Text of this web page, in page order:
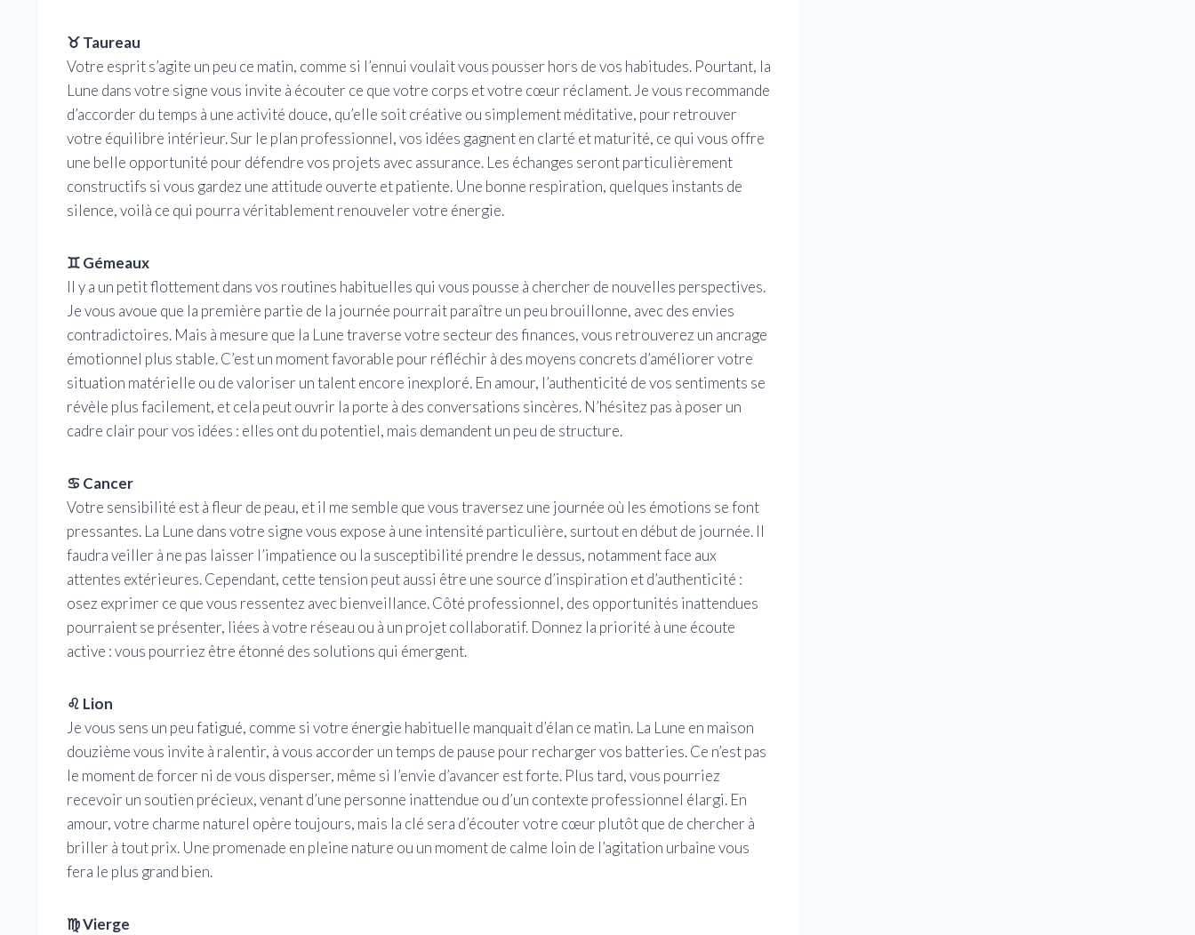
♉ Taureau
Votre esprit s’agite un peu ce matin, comme si l’ennui voulait vous pousser hors de vos habitudes. Pourtant, la
Lune dans votre signe vous invite à écouter ce que votre corps et votre cœur réclament. Je vous recommande
d’accorder du temps à une activité douce, qu’elle soit créative ou simplement méditative, pour retrouver
votre équilibre intérieur. Sur le plan professionnel, vos idées gagnent en clarté et maturité, ce qui vous offre
une belle opportunité pour défendre vos projets avec assurance. Les échanges seront particulièrement
constructifs si vous gardez une attitude ouverte et patiente. Une bonne respiration, quelques instants de
silence, voilà ce qui pourra véritablement renouveler votre énergie.
♊ Gémeaux
Il y a un petit flottement dans vos routines habituelles qui vous pousse à chercher de nouvelles perspectives.
Je vous avoue que la première partie de la journée pourrait paraître un peu brouillonne, avec des envies
contradictoires. Mais à mesure que la Lune traverse votre secteur des finances, vous retrouverez un ancrage
émotionnel plus stable. C’est un moment favorable pour réfléchir à des moyens concrets d’améliorer votre
situation matérielle ou de valoriser un talent encore inexploré. En amour, l’authenticité de vos sentiments se
révèle plus facilement, et cela peut ouvrir la porte à des conversations sincères. N’hésitez pas à poser un
cadre clair pour vos idées : elles ont du potentiel, mais demandent un peu de structure.
♋ Cancer
Votre sensibilité est à fleur de peau, et il me semble que vous traversez une journée où les émotions se font
pressantes. La Lune dans votre signe vous expose à une intensité particulière, surtout en début de journée. Il
faudra veiller à ne pas laisser l’impatience ou la susceptibilité prendre le dessus, notamment face aux
attentes extérieures. Cependant, cette tension peut aussi être une source d’inspiration et d’authenticité :
osez exprimer ce que vous ressentez avec bienveillance. Côté professionnel, des opportunités inattendues
pourraient se présenter, liées à votre réseau ou à un projet collaboratif. Donnez la priorité à une écoute
active : vous pourriez être étonné des solutions qui émergent.
♌ Lion
Je vous sens un peu fatigué, comme si votre énergie habituelle manquait d’élan ce matin. La Lune en maison
douzième vous invite à ralentir, à vous accorder un temps de pause pour recharger vos batteries. Ce n’est pas
le moment de forcer ni de vous disperser, même si l’envie d’avancer est forte. Plus tard, vous pourriez
recevoir un soutien précieux, venant d’une personne inattendue ou d’un contexte professionnel élargi. En
amour, votre charme naturel opère toujours, mais la clé sera d’écouter votre cœur plutôt que de chercher à
briller à tout prix. Une promenade en pleine nature ou un moment de calme loin de l’agitation urbaine vous
fera le plus grand bien.
♍ Vierge